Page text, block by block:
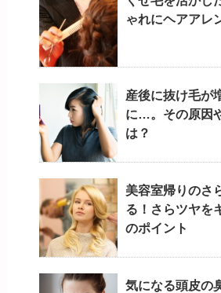
ゃれにヘアアレ
産後に抜け毛が
に…。その原因
は？
美容室帰りのさ
る！さらツヤを
のポイント
気になる頭皮の